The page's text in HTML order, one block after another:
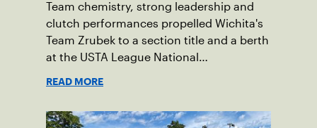
Team chemistry, strong leadership and
clutch performances propelled Wichita's
Team Zrubek to a section title and a berth
at the USTA League National
READ MORE